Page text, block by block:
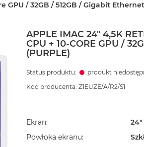
GPU / 32GB / 512GB / Gigabit
APPLE IMAC 24" 4,5K
CPU + 10-CORE GPU /
(PURPLE)
Status produktu:
produkt
Kod producenta: Z1EUZE/A/R2/S1
Ekran
24"
Powłoka ekranu